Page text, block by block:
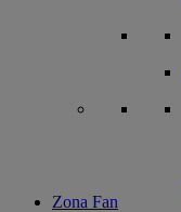
Zona Fan